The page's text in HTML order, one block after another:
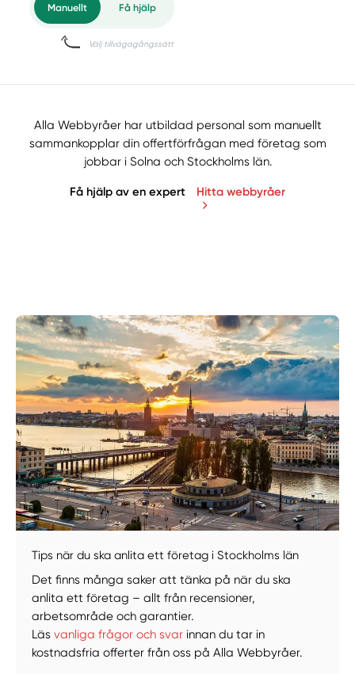
Alla Webbyråer har utbildad personal som manuellt
sammankopplar din offertförfrågan med företag som
jobbar i Solna och Stockholms län.
Få hjälp av en expert Hitta webbyråer
Tips när du ska anlita ett företag i Stockholms län
Det finns många saker att tänka på när du ska
anlita ett företag – allt från recensioner,
arbetsområde och garantier.
Läsvanliga frågor och svar innan du tar in
kostnadsfria offerter från oss på Alla Webbyråer.